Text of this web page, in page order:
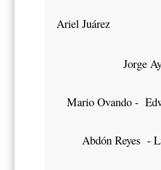
Ariel
Jorge
Mario Ovando -
Abdón Reyes -